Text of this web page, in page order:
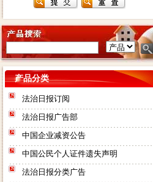
产品分类
法治日报订阅
法治日报广告部
中国企业减资公告
中国公民个人证件遗失声明
法治日报分类广告